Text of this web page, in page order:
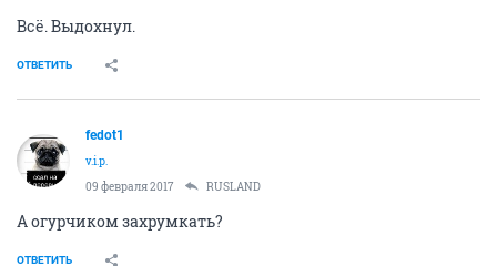
Всё. Выдохнул.
ОТВЕТИТЬ
fedot1
v.i.p.
09 февраля 2017
RUSLAND
А огурчиком захрумкать?
ОТВЕТИТЬ